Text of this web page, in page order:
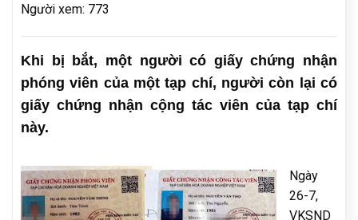
Người xem: 773
Khi bị bắt, một người có giấy chứng nhận
phóng viên của một tạp chí, người còn lại có
giấy chứng nhận cộng tác viên của tạp chí
này.
Ngày
26-7,
VKSND